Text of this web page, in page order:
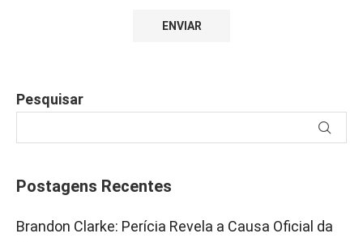
Pesquisar
Postagens Recentes
Brandon Clarke: Perícia Revela a Causa Oficial da